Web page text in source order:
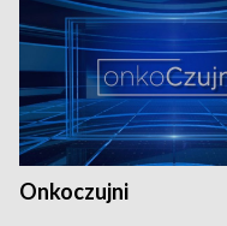
Onkoczujni